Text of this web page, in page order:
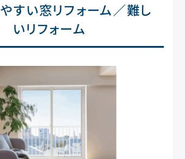
すい窓リフォーム／難し
いリフォーム